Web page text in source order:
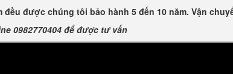
đều được chúng tôi bảo hành 5 đến 10 năm. Vận
0982770404 để được tư vấn